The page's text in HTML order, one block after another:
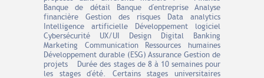
Banque de détail Banque d'entreprise Analyse
financière Gestion des risques Data analytics
Intelligence artificielle Développement logiciel
Cybersécurité UX/UI Design Digital Banking
Marketing Communication Ressources humaines
Développement durable (ESG) Assurance Gestion de
projets Durée des stages de 8 à 10 semaines pour
les stages d'été. Certains stages universitaires